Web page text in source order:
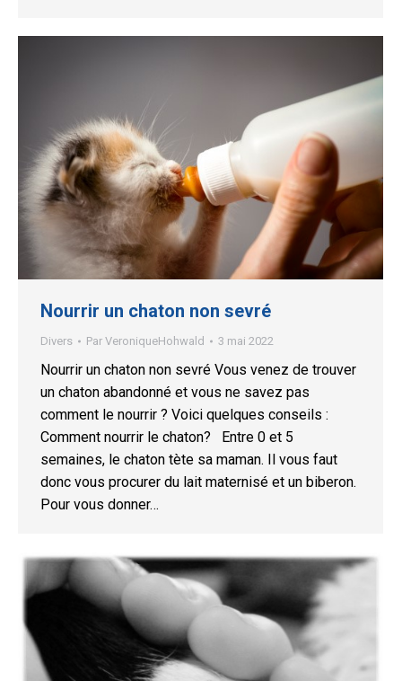
Nourrir un chaton non sevré
Divers Par VeroniqueHohwald 3 mai 2022
Nourrir un chaton non sevré Vous venez de trouver
un chaton abandonné et vous ne savez pas
comment le nourrir ? Voici quelques conseils :
Comment nourrir le chaton? Entre 0 et 5
semaines, le chaton tète sa maman. Il vous faut
donc vous procurer du lait maternisé et un biberon.
Pour vous donner…